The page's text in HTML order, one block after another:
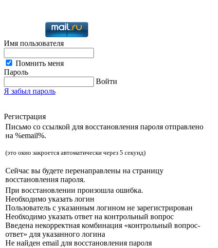
Имя пользователя
Помнить меня
Пароль
Войти
Я забыл пароль
Регистрация
Письмо со ссылкой для восстановления пароля отправлено
на %email%.
(это окно закроется автоматически через 5 секунд)
Сейчас вы будете перенаправлены на страницу
восстановления пароля.
При восстановлении произошла ошибка.
Необходимо указать логин
Пользователь с указанным логином не зарегистрирован
Необходимо указать ответ на контрольный вопрос
Введена некорректная комбинация «контрольный вопрос-
ответ» для указанного логина
Не найден email для восстановления пароля